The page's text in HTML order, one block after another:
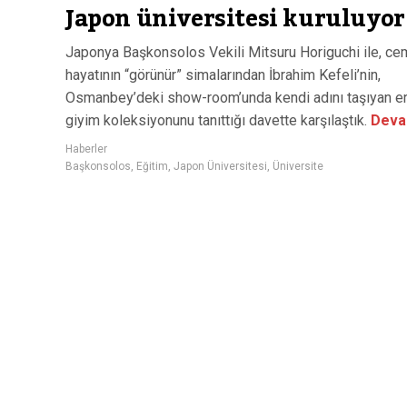
Japon üniversitesi kuruluyor
Japonya Başkonsolos Vekili Mitsuru Horiguchi ile,
hayatının “görünür” simalarından İbrahim Kefeli’nin,
Osmanbey’deki show-room’unda kendi adını taşıyan
giyim koleksiyonunu tanıttığı davette karşılaştık.
Haberler
Başkonsolos, Eğitim, Japon Üniversitesi, Üniversite